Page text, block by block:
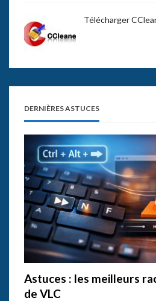
Télécharger
DERNIÈRES ASTUCES
Astuces : les meilleurs
de VLC